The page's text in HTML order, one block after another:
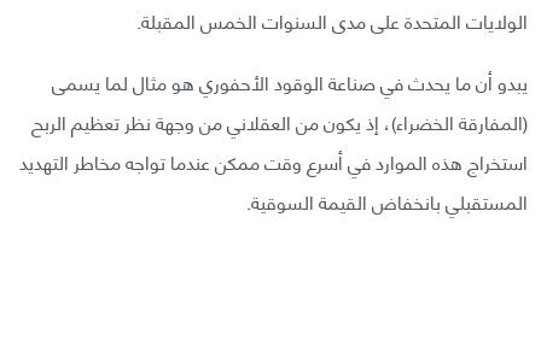
الولايات المتحدة على مدى السنوات الخمس المقبلة.
يبدو أن ما يحدث في صناعة الوقود الأحفوري هو مثال لما يسمى
(المفارقة الخضراء)، إذ يكون من العقلاني من وجهة نظر تعظيم الربح
استخراج هذه الموارد في أسرع وقت ممكن عندما تواجه مخاطر التهديد
المستقبلي بانخفاض القيمة السوقية.